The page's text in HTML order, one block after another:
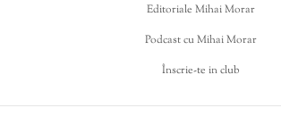
Editoriale Mihai Morar
Podcast cu Mihai Morar
Înscrie-te in club